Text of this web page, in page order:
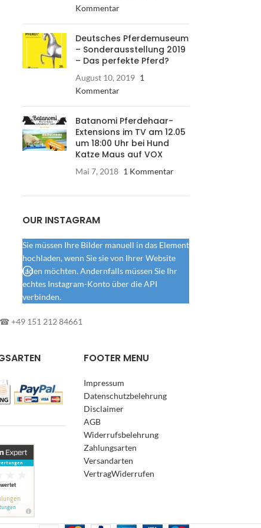
Kommentar
Deutsches Pferdemuseum
– Sonderausstellung 2019
– Das perfekte Pferd?
August 10, 2019 1
Kommentar
Batanomi Pferdehaar-
Extensions im TV am 12.05
um 18:00 Uhr bei Hund
Katze Maus auf VOX
Mai 7, 2018 1 Kommentar
OUR INSTAGRAM
Sie müssen Ihre Bilder manuell in das Element
hochladen, wenn Sie sie von Ihrer Website
laden möchten. Andernfalls müssen Sie Ihr
echtes Instagram-Konto über die API
verbinden.
+49 151 212 84661
FOOTER MENU
Impressum
Datenschutzbelehrung
Disclaimer
AGB
Widerrufsbelehrung
Zahlungsarten
Versandarten
VertragWiderrufen